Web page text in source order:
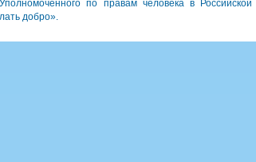
по правам человека в Российской
добро».